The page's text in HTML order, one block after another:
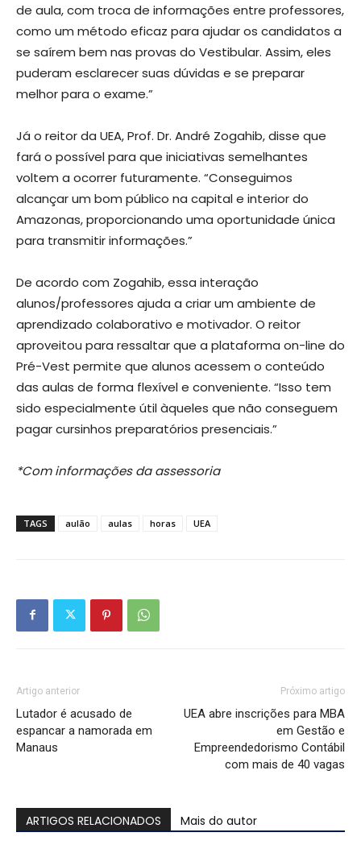
de aula, com troca de informações entre professores,
como um método eficaz para ajudar os candidatos a
se saírem bem nas provas do Vestibular. Assim, eles
puderam esclarecer suas dúvidas e se preparar
melhor para o exame.”
Já o reitor da UEA, Prof. Dr. André Zogahib, disse que
fará o possível para que iniciativas semelhantes
voltem a ocorrer futuramente. “Conseguimos
alcançar um bom público na capital e interior do
Amazonas, proporcionando uma oportunidade única
para transmitir informações.”
De acordo com Zogahib, essa interação
alunos/professores ajuda a criar um ambiente de
aprendizado colaborativo e motivador. O reitor
aproveitou para ressaltar que a plataforma on-line do
Pré-Vest permite que alunos acessem o conteúdo
das aulas de forma flexível e conveniente. “Isso tem
sido especialmente útil àqueles que não conseguem
pagar cursinhos preparatórios presenciais.”
*Com informações da assessoria
TAGS aulão aulas horas UEA
Artigo anterior
Lutador é acusado de
espancar a namorada em
Manaus
Próximo artigo
UEA abre inscrições para MBA
em Gestão e
Empreendedorismo Contábil
com mais de 40 vagas
ARTIGOS RELACIONADOS Mais do autor